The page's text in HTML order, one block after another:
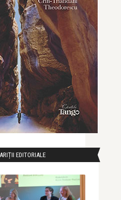
EDITORIALE